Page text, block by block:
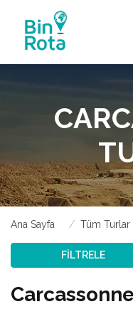
Ana Sayfa Tüm Turlar
FİLTRELE